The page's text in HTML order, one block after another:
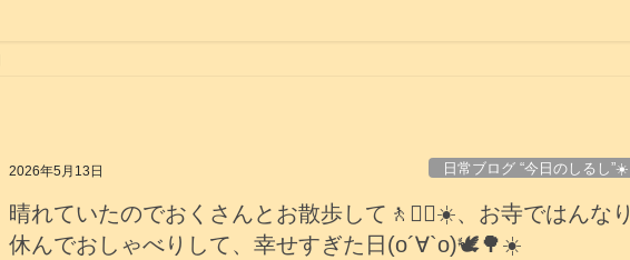
2026年5月13日 日常ブログ “今日のしるし”☀️
晴れていたのでおくさんとお散歩して🚶🚶‍♀️☀️、お寺ではんなり
休んでおしゃべりして、幸せすぎた日(о´∀`о)🕊️🌳☀️